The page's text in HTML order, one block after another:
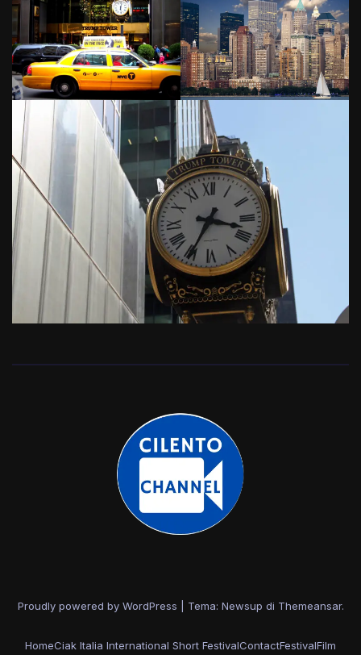
Proudly powered by WordPress Tema: Newsup di Themeansar.
HomeCiak Italia International Short FestivalContactFestivalFilm